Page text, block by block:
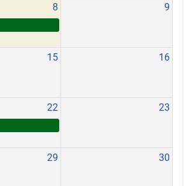
8 9
15 16
22 23
29 30